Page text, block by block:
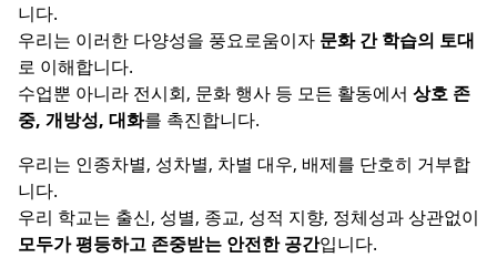
니다.
우리는 이러한 다양성을 풍요로움이자 문화 간 학습의 토대
로 이해합니다.
수업뿐 아니라 전시회, 문화 행사 등 모든 활동에서 상호 존
중, 개방성, 대화를 촉진합니다.
우리는 인종차별, 성차별, 차별 대우, 배제를 단호히 거부합
니다.
우리 학교는 출신, 성별, 종교, 성적 지향, 정체성과 상관없이
모두가 평등하고 존중받는 안전한 공간입니다.